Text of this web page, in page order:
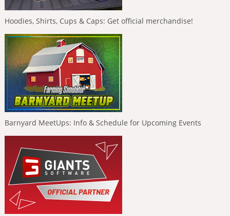
Hoodies, Shirts, Cups & Caps: Get official merchandise!
Barnyard MeetUps: Info & Schedule for Upcoming Events